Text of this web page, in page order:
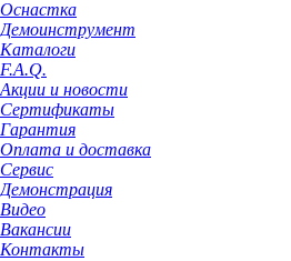
Оснастка
Демоинструмент
Каталоги
F.A.Q.
Акции и новости
Сертификаты
Гарантия
Оплата и доставка
Сервис
Демонстрация
Видео
Вакансии
Контакты